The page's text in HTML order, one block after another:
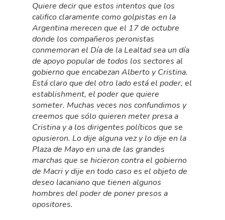
Quiere decir que estos intentos que los
califico claramente como golpistas en la
Argentina merecen que el 17 de octubre
donde los compañeros peronistas
conmemoran el Día de la Lealtad sea un día
de apoyo popular de todos los sectores al
gobierno que encabezan Alberto y Cristina.
Está claro que del otro lado está el poder, el
establishment, el poder que quiere
someter. Muchas veces nos confundimos y
creemos que sólo quieren meter presa a
Cristina y a los dirigentes políticos que se
opusieron. Lo dije alguna vez y lo dije en la
Plaza de Mayo en una de las grandes
marchas que se hicieron contra el gobierno
de Macri y dije en todo caso es el objeto de
deseo lacaniano que tienen algunos
hombres del poder de poner presos a
opositores.